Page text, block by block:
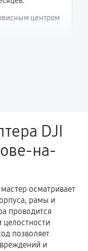
центром
случаем
при
заявленным
DJI
на-
осматривает
рамы и
проводится
позволяет
и